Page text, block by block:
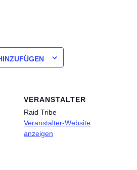
VERANSTALTER
Raid Tribe
Veranstalter-Website
anzeigen